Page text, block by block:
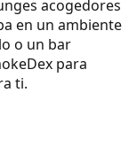
acogedores
en un ambiente
o un bar
para
ti.